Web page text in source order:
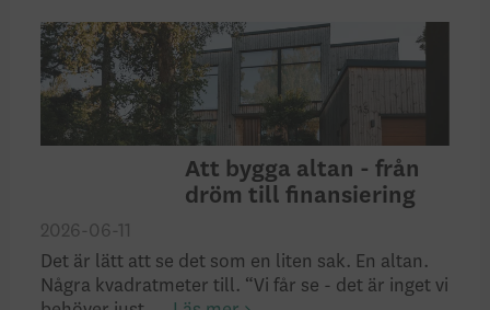
Att bygga altan - från
dröm till finansiering
2026-06-11
Det är lätt att se det som en liten sak. En altan.
Några kvadratmeter till. “Vi får se - det är inget vi